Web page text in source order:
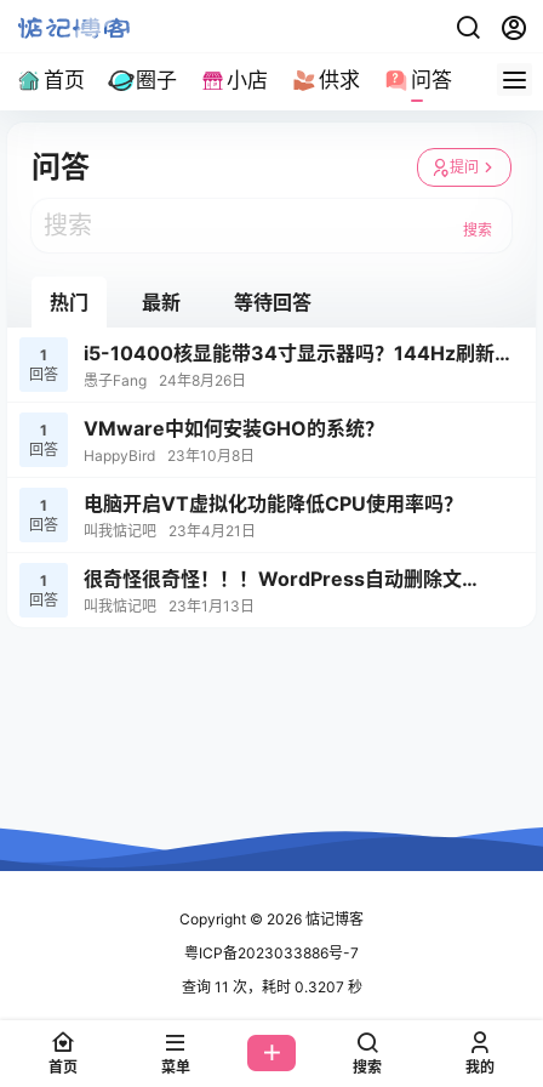
首页 圈子 小店 供求 问答 导航
问答 提问
搜索
热门 最新 等待回答
1
回答
i5-10400核显能带34寸显示器吗？144Hz刷新
率的！
愚子Fang 24年8月26日
1
回答
VMware中如何安装GHO的系统？
HappyBird 23年10月8日
1
回答
电脑开启VT虚拟化功能降低CPU使用率吗？
叫我惦记吧 23年4月21日
1
回答
很奇怪很奇怪！！！WordPress自动删除文
章！！！
叫我惦记吧 23年1月13日
疑惑
章！！！
21:51:30
Copyright © 2026 惦记博客
粤ICP备2023033886号-7
查询 11 次，耗时 0.3207 秒
首页 菜单 搜索 我的